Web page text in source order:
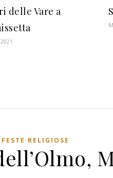
delle Vare a
FESTE RELIGIOSE